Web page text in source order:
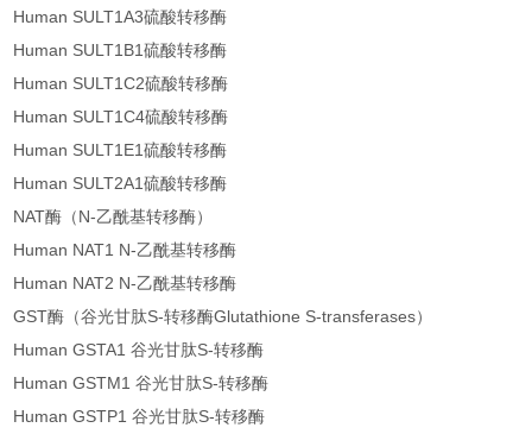
Human SULT1A3硫酸转移酶
Human SULT1B1硫酸转移酶
Human SULT1C2硫酸转移酶
Human SULT1C4硫酸转移酶
Human SULT1E1硫酸转移酶
Human SULT2A1硫酸转移酶
NAT酶（N-乙酰基转移酶）
Human NAT1 N-乙酰基转移酶
Human NAT2 N-乙酰基转移酶
GST酶（谷光甘肽S-转移酶Glutathione S-transferases）
Human GSTA1 谷光甘肽S-转移酶
Human GSTM1 谷光甘肽S-转移酶
Human GSTP1 谷光甘肽S-转移酶